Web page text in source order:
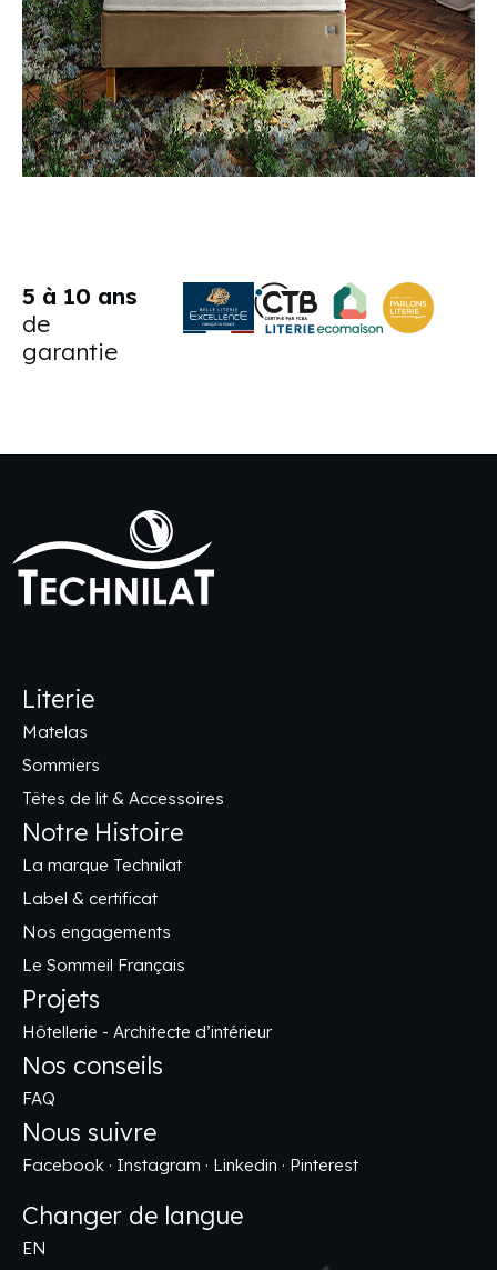
5 à 10 ans
de
garantie
Literie
Matelas
Sommiers
Têtes de lit & Accessoires
Notre Histoire
La marque Technilat
Label & certificat
Nos engagements
Le Sommeil Français
Projets
Hôtellerie - Architecte d’intérieur
Nos conseils
FAQ
Nous suivre
Facebook · Instagram · Linkedin · Pinterest
Changer de langue
EN